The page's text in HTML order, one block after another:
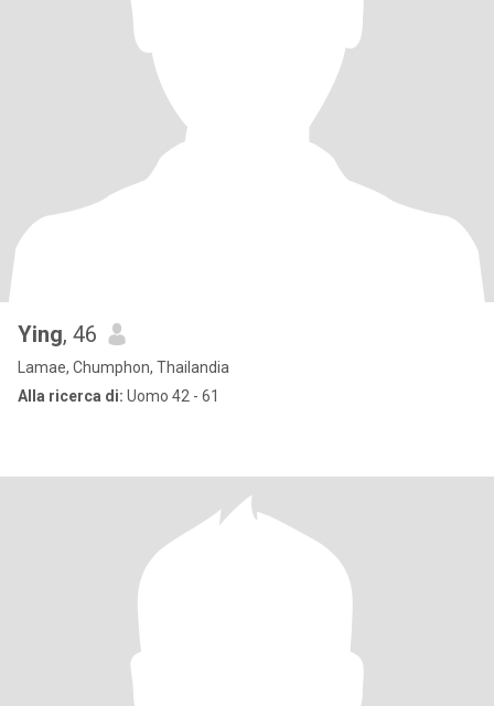
Ying, 46
Lamae, Chumphon, Thailandia
Alla ricerca di: Uomo 42 - 61